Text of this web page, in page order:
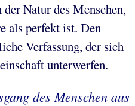
Natur des Menschen,
als perfekt ist. Den
Verfassung, der sich
unterwerfen.
des Menschen aus